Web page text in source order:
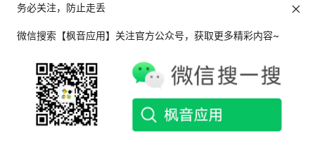
v1.0.0
2022年2月12日
务必关注，防止走丢
微信搜索【枫音应用】关注官方公众号，获取更多精彩内容~